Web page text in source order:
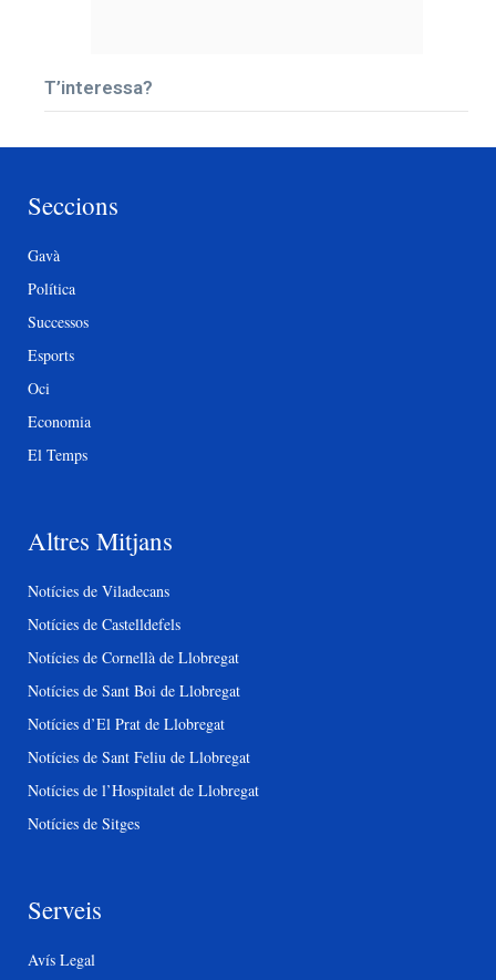
T’interessa?
Seccions
Gavà
Política
Successos
Esports
Oci
Economia
El Temps
Altres Mitjans
Notícies de Viladecans
Notícies de Castelldefels
Notícies de Cornellà de Llobregat
Notícies de Sant Boi de Llobregat
Notícies d’El Prat de Llobregat
Notícies de Sant Feliu de Llobregat
Notícies de l’Hospitalet de Llobregat
Notícies de Sitges
Serveis
Avís Legal